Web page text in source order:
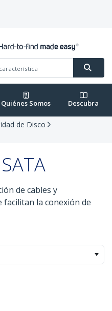
Quiénes Somos Descubra
de Disco
de cables y
facilitan la conexión de